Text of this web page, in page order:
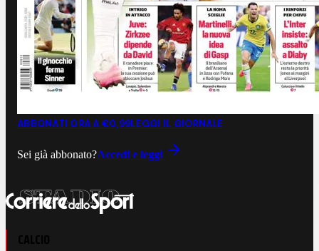
ABBONATI ORA A €0,99LEGGI IL GIORNALE
Sei già abbonato?Accedi e leggi